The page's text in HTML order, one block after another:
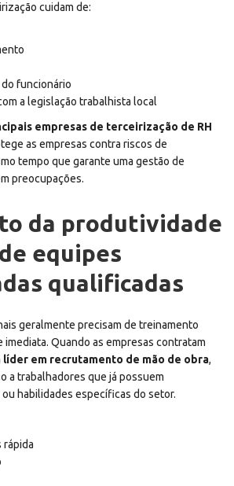
cuidam de:
funcionário
a legislação trabalhista local
empresas de terceirização de RH
as empresas contra riscos de
tempo que garante uma gestão de
preocupações.
da produtividade
equipes
qualificadas
geralmente precisam de treinamento
Quando as empresas contratam
líder em recrutamento de mão de obra,
a trabalhadores que já possuem
habilidades específicas do setor.
rápida